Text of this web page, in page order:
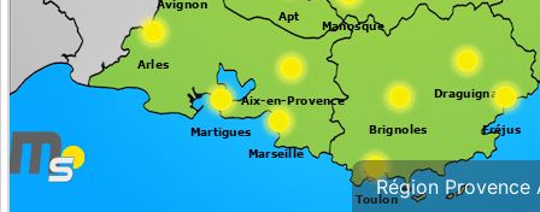
Région